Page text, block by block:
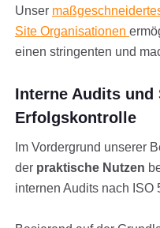
Unser
Site Organisationen
einen stringenten und
Interne Audits und
Erfolgskontrolle
Im Vordergrund unserer
der praktische Nutzen
internen Audits nach ISO